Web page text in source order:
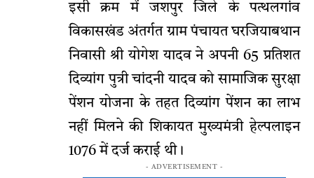
इसी क्रम में जशपुर जिले के पत्थलगांव
विकासखंड अंतर्गत ग्राम पंचायत घरजियाबथान
निवासी श्री योगेश यादव ने अपनी 65 प्रतिशत
दिव्यांग पुत्री चांदनी यादव को सामाजिक सुरक्षा
पेंशन योजना के तहत दिव्यांग पेंशन का लाभ
नहीं मिलने की शिकायत मुख्यमंत्री हेल्पलाइन
1076 में दर्ज कराई थी।
- ADVERTISEMENT -